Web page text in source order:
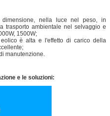
nella luce nel peso, in
trasporto ambientale nel selvaggio e
1500W;
è alta e l'effetto di carico della
manutenzione.
e le soluzioni: